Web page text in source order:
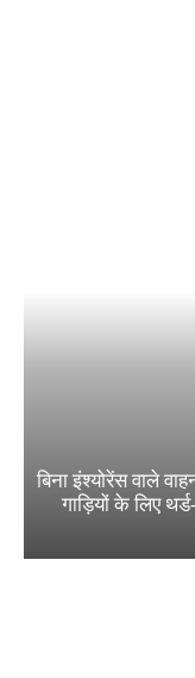
बिना इंश्योरेंस वाले
गाड़ियों के लिए